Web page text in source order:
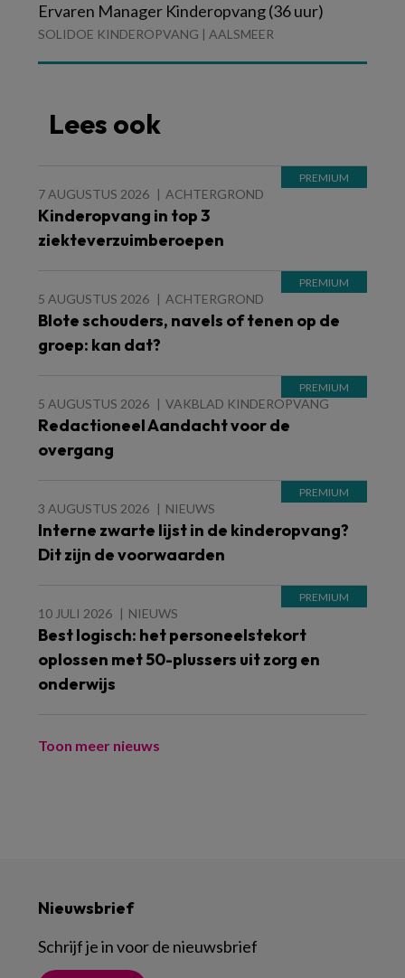
Ervaren Manager Kinderopvang (36 uur)
SOLIDOE KINDEROPVANG | AALSMEER
Lees ook
7 AUGUSTUS 2026 ACHTERGROND
Kinderopvang in top 3
ziekteverzuimberoepen
5 AUGUSTUS 2026 ACHTERGROND
Blote schouders, navels of tenen op de
groep: kan dat?
5 AUGUSTUS 2026 VAKBLAD KINDEROPVANG
Redactioneel Aandacht voor de
overgang
3 AUGUSTUS 2026 NIEUWS
Interne zwarte lijst in de kinderopvang?
Dit zijn de voorwaarden
10 JULI 2026 NIEUWS
Best logisch: het personeelstekort
oplossen met 50-plussers uit zorg en
onderwijs
Toon meer nieuws
Nieuwsbrief
Schrijf je in voor de nieuwsbrief